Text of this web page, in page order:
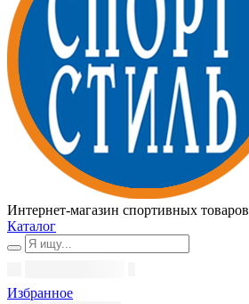
Интернет-магазин спортивных товаров
Каталог
Избранное